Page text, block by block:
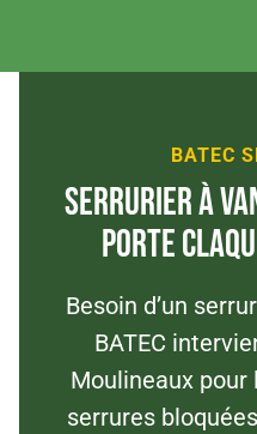
BATEC
Serrurier à
porte
Besoin d’un
BATEC
Moulineaux pour
serrures